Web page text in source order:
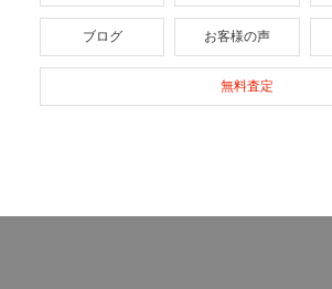
ブログ お客様の声
無料査定